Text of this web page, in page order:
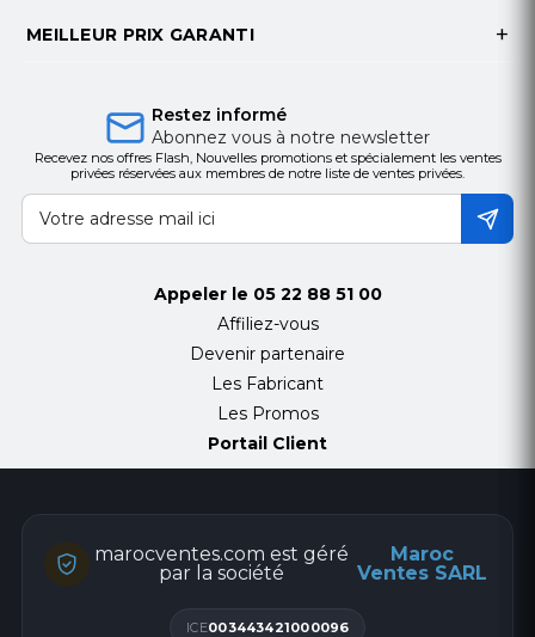
MEILLEUR PRIX GARANTI
Restez informé
Abonnez vous à notre newsletter
Recevez nos offres Flash, Nouvelles promotions et spécialement les ventes
privées réservées aux membres de notre liste de ventes privées.
Appeler le 05 22 88 51 00
Affiliez-vous
Devenir partenaire
Les Fabricant
Les Promos
Portail Client
marocventes.com est géré
par la société
Maroc
Ventes SARL
ICE003443421000096